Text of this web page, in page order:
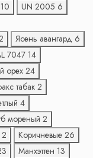
10 UN 2005 6
Ясень авангард 6
7047 14
орех 24
табак 2
4
мореный 2
2 Коричневые 26
Манхэттен 13